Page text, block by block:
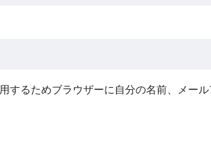
するためブラウザーに自分の名前、メール